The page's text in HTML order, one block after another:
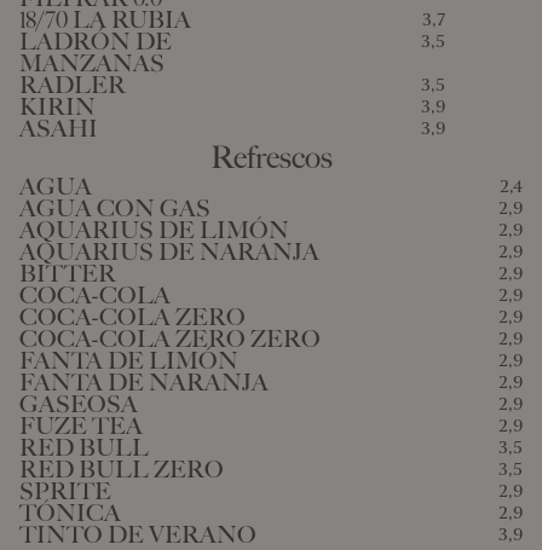
18/70 LA RUBIA 3,7
LADRÓN DE
MANZANAS
3,5
RADLER 3,5
KIRIN 3,9
ASAHI 3,9
Refrescos
AGUA 2,4
AGUA CON GAS 2,9
AQUARIUS DE LIMÓN 2,9
AQUARIUS DE NARANJA 2,9
BITTER 2,9
COCA-COLA 2,9
COCA-COLA ZERO 2,9
COCA-COLA ZERO ZERO 2,9
FANTA DE LIMÓN 2,9
FANTA DE NARANJA 2,9
GASEOSA 2,9
FUZE TEA 2,9
RED BULL 3,5
RED BULL ZERO 3,5
SPRITE 2,9
TÓNICA 2,9
TINTO DE VERANO 3,9